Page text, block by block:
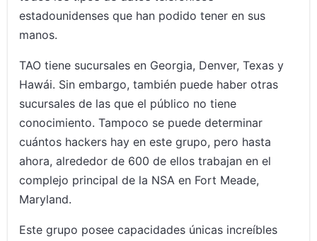
estadounidenses que han podido tener en sus
manos.
TAO tiene sucursales en Georgia, Denver, Texas y
Hawái. Sin embargo, también puede haber otras
sucursales de las que el público no tiene
conocimiento. Tampoco se puede determinar
cuántos hackers hay en este grupo, pero hasta
ahora, alrededor de 600 de ellos trabajan en el
complejo principal de la NSA en Fort Meade,
Maryland.
Este grupo posee capacidades únicas increíbles